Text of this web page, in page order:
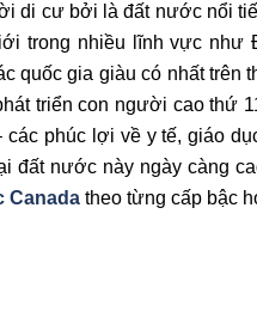
di cư bởi là đất nước nổi
trong nhiều lĩnh vực
quốc gia giàu có nhất
triển con người cao thứ
các phúc lợi về y tế, giáo
đất nước này ngày càng
Canada theo từng cấp bậc